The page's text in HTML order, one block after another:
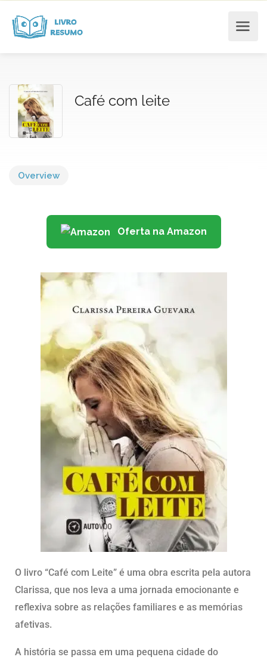
Café com leite
Overview
Oferta na Amazon
O livro “Café com Leite” é uma obra escrita pela autora
Clarissa, que nos leva a uma jornada emocionante e
reflexiva sobre as relações familiares e as memórias
afetivas.
A história se passa em uma pequena cidade do